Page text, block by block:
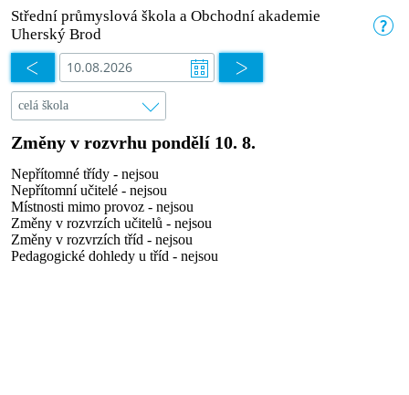
Střední průmyslová škola a Obchodní akademie
Uherský Brod
Změny v rozvrhu pondělí 10. 8.
Nepřítomné třídy - nejsou
Nepřítomní učitelé - nejsou
Místnosti mimo provoz - nejsou
Změny v rozvrzích učitelů - nejsou
Změny v rozvrzích tříd - nejsou
Pedagogické dohledy u tříd - nejsou